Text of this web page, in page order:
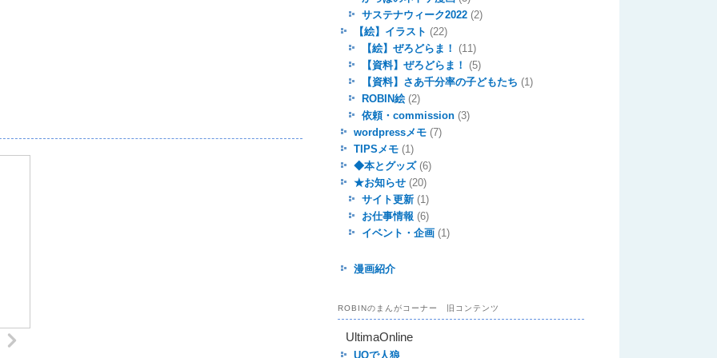
サステナウィーク2022 (2)
【絵】イラスト (22)
【絵】ぜろどらま！
(11)
【資料】ぜろどらま！
(5)
【資料】さあ千分率の子どもたち (1)
ROBIN絵 (2)
依頼・commission (3)
wordpressメモ (7)
TIPSメモ (1)
◆本とグッズ(6)
★お知らせ (20)
サイト更新 (1)
お仕事情報 (6)
イベント・企画 (1)
漫画紹介
ROBINのまんがコーナー 旧コンテンツ
UltimaOnline
UOで人狼